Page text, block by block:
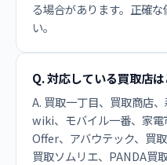
る場合があります。正確
い。
Q. 対応している買取店
A. 買取一丁目、買取商店
wiki、モバイル一番、家
Offer、アバウテック、買
買取ソムリエ、PANDA買